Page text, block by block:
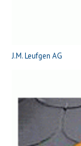
J.M. Leufgen AG